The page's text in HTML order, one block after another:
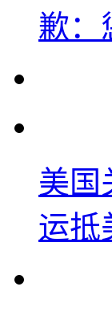
歉：
美国
运抵